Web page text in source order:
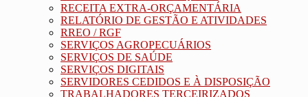
RECEITA EXTRA-ORÇAMENTÁRIA
RELATÓRIO DE GESTÃO E ATIVIDADES
RREO / RGF
SERVIÇOS AGROPECUÁRIOS
SERVIÇOS DE SAÚDE
SERVIÇOS DIGITAIS
SERVIDORES CEDIDOS E À DISPOSIÇÃO
TRABALHADORES TERCEIRIZADOS